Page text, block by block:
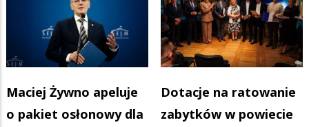
Maciej Żywno apeluje
o pakiet osłonowy dla
Dotacje na ratowanie
zabytków w powiecie